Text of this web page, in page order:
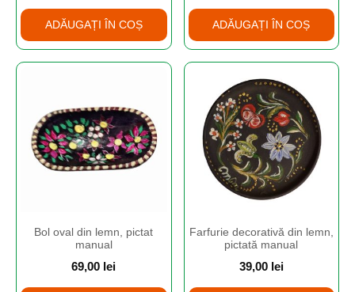
ADĂUGAȚI ÎN COȘ ADĂUGAȚI ÎN COȘ
Bol oval din lemn, pictat
manual
69,00 lei
Farfurie decorativă din lemn,
pictată manual
39,00 lei